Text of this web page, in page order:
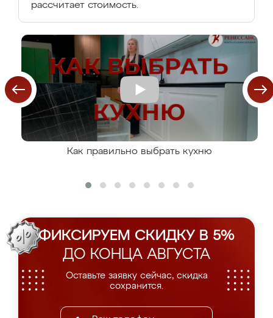
рассчитает стоимость.
Как правильно выбрать кухню
ФИКСИРУЕМ СКИДКУ В 5%
ДО КОНЦА АВГУСТА
Оставьте заявку сейчас, скидка
сохранится.